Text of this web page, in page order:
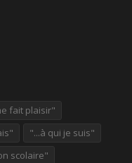
fait plaisir"
"...à qui je suis"
scolaire"